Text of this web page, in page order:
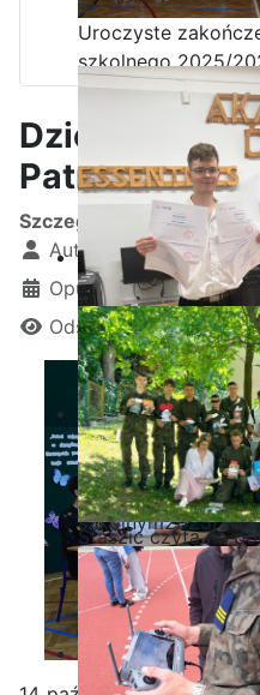
Uroczyste
szkolnego 2025/
Ostatnia garść
Akademii CISCO w
szkolnym2025/
Staszic czyta na
Dzień
Patrona
Szczegóły
Autor:
Kamil Krosta
Opublikowano: 14
Odsłon: 14482